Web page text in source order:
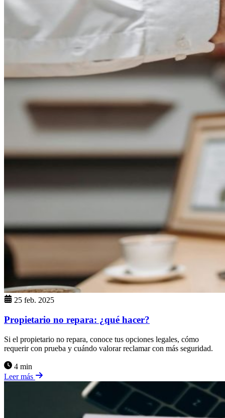
25 feb. 2025
Propietario no repara: ¿qué hacer?
Si el propietario no repara, conoce tus opciones legales, cómo
requerir con prueba y cuándo valorar reclamar con más seguridad.
4 min
Leer más